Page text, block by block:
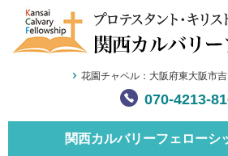
花園チャペル：大阪府東大阪市
070-4213-
関西カルバリーフェローシ